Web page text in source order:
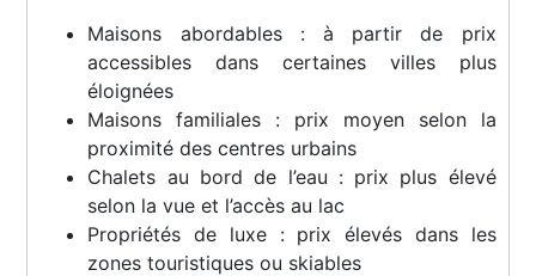
Maisons abordables : à partir de prix
accessibles dans certaines villes plus
éloignées
Maisons familiales : prix moyen selon la
proximité des centres urbains
Chalets au bord de l’eau : prix plus élevé
selon la vue et l’accès au lac
Propriétés de luxe : prix élevés dans les
zones touristiques ou skiables